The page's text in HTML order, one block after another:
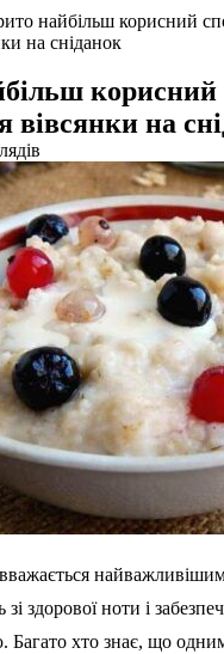
найбільш корисний
на сніданок
корисний
вівсянки на
здорової ноти і
Багато хто знає, що